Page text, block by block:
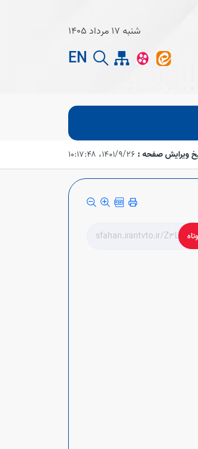
شنبه 17 مرداد 1405
EN
ویرایش صفحه : ۱۴۰۱/۹/۲۶،‏ ۱۰:۱۷:۴۸